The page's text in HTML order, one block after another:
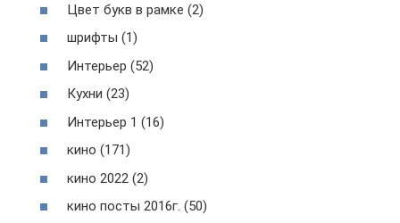
Цвет букв в рамке (2)
шрифты (1)
Интерьер (52)
Кухни (23)
Интерьер 1 (16)
кино (171)
кино 2022 (2)
кино посты 2016г. (50)